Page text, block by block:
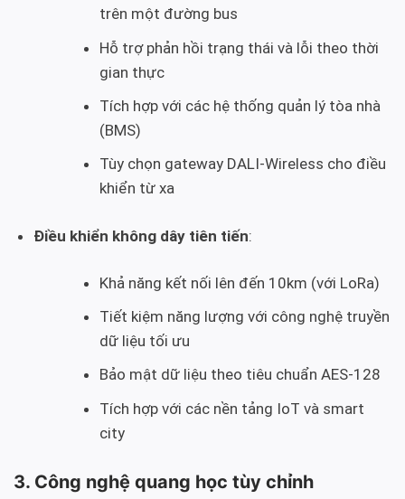
trên một đường bus
Hỗ trợ phản hồi trạng thái và lỗi theo thời
gian thực
Tích hợp với các hệ thống quản lý tòa nhà
(BMS)
Tùy chọn gateway DALI-Wireless cho điều
khiển từ xa
Điều khiển không dây tiên tiến:
Khả năng kết nối lên đến 10km (với LoRa)
Tiết kiệm năng lượng với công nghệ truyền
dữ liệu tối ưu
Bảo mật dữ liệu theo tiêu chuẩn AES-128
Tích hợp với các nền tảng IoT và smart
city
3. Công nghệ quang học tùy chỉnh